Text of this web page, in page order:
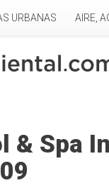
URBANAS AIRE,
& Spa